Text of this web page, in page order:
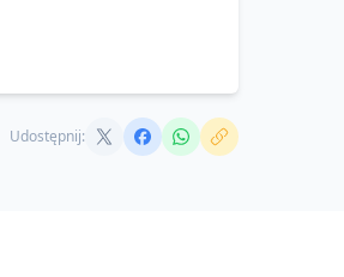
Udostępnij: